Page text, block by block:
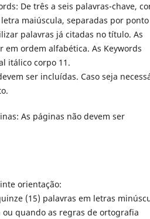
De três a seis palavras-chave,
maiúscula, separadas por
palavras já citadas no título. As
em ordem alfabética. As Keywords
itálico corpo 11.
ser incluídas. Caso seja
As páginas não devem ser
orientação:
(15) palavras em letras
quando as regras de ortografia